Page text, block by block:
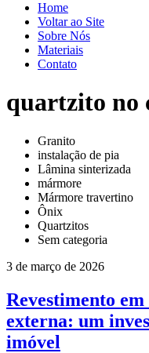
Home
Voltar ao Site
Sobre Nós
Materiais
Contato
quartzito no
Granito
instalação de pia
Lâmina sinterizada
mármore
Mármore travertino
Ônix
Quartzitos
Sem categoria
3 de março de 2026
Revestimento
externa: um
imóvel